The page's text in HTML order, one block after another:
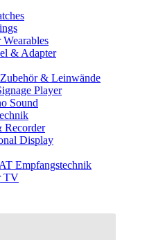
& Adapter
& Leinwände
Player
Sound
Recorder
Display
Empfangstechnik
TV